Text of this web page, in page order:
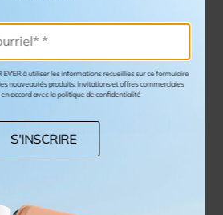
EVER à utiliser les informations recueillies sur ce formulaire
nouveautés produits, invitations et offres commerciales
accord avec la politique de confidentialité
S'INSCRIRE